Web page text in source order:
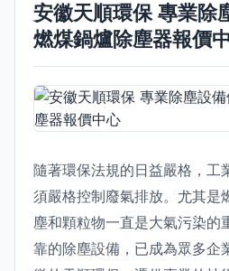
安徽天順環保 專業除
燃煤鍋爐除塵器報價
隨著環保法規的日益嚴格，工
須嚴格控制廢氣排放。尤其是
塵和顆粒物一直是大氣污染的
靠的除塵設備，已成為眾多企